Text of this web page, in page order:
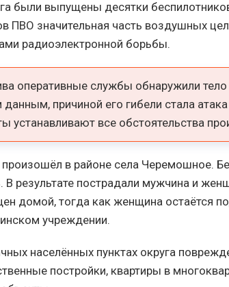
были выпущены десятки
ПВО значительная часть воздушных
радиоэлектронной борьбы.
оперативные службы обнаружили
причиной его гибели стала
устанавливают все обстоятельства
в районе села Черемошное.
В результате пострадали мужчина и
домой, тогда как женщина остаётся
учреждении.
населённых пунктах округа
постройки, квартиры в